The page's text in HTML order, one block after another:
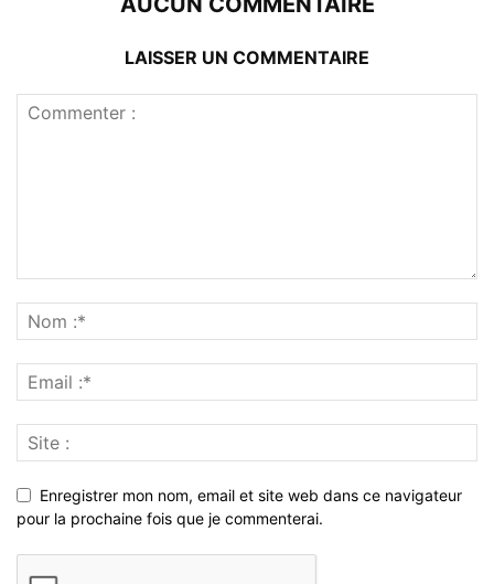
LAISSER UN COMMENTAIRE
Enregistrer mon nom, email et site web dans ce navigateur
pour la prochaine fois que je commenterai.